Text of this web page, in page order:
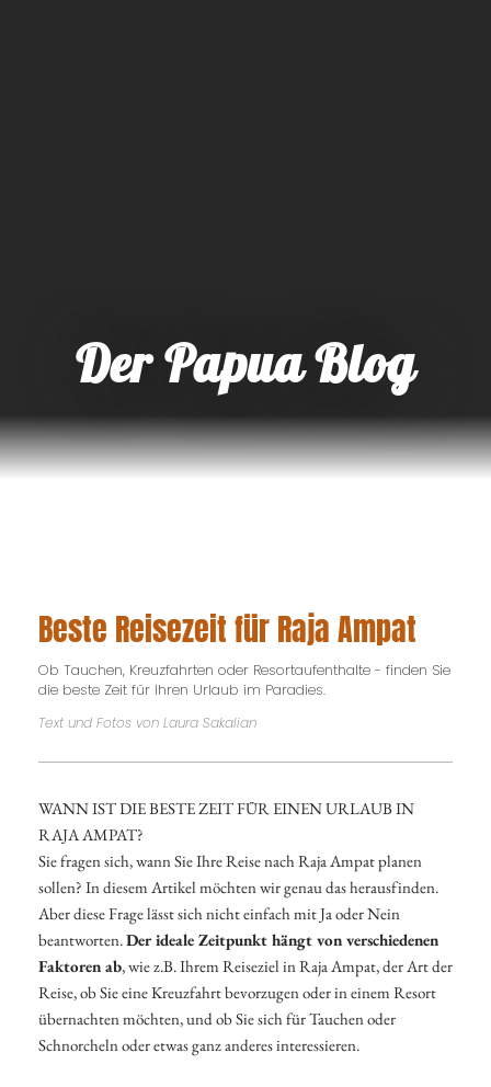
Der Papua Blog
Beste Reisezeit für Raja Ampat
Ob Tauchen, Kreuzfahrten oder Resortaufenthalte - finden Sie
die beste Zeit für Ihren Urlaub im Paradies.
Text und Fotos von Laura Sakalian
WANN IST DIE BESTE ZEIT FÜR EINEN URLAUB IN
RAJA AMPAT?
Sie fragen sich, wann Sie Ihre Reise nach Raja Ampat planen
sollen? In diesem Artikel möchten wir genau das herausfinden.
Aber diese Frage lässt sich nicht einfach mit Ja oder Nein
beantworten. Der ideale Zeitpunkt hängt von verschiedenen
Faktoren ab, wie z.B. Ihrem Reiseziel in Raja Ampat, der Art der
Reise, ob Sie eine Kreuzfahrt bevorzugen oder in einem Resort
übernachten möchten, und ob Sie sich für Tauchen oder
Schnorcheln oder etwas ganz anderes interessieren.